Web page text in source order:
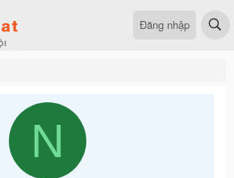
Đăng nhập
N